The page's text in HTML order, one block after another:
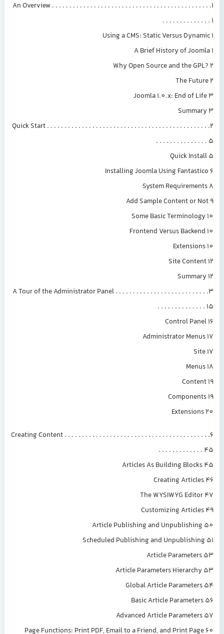
1. An Overview . . . . . . . . . . . . . . . . . . . . . . . . . . . . . . . . . . . . . . . . . . . . .
. . . . . . . . . . . . . . 1
Using a CMS: Static Versus Dynamic 1
A Brief History of Joomla 1
Why Open Source and the GPL? 2
The Future 2
Joomla 1.0.x: End of Life 3
Summary 3
2. Quick Start . . . . . . . . . . . . . . . . . . . . . . . . . . . . . . . . . . . . . . . . . . . . . .
. . . . . . . . . . . . . . . 5
Quick Install 5
Installing Joomla Using Fantastico 6
System Requirements 8
Add Sample Content or Not 9
Some Basic Terminology 10
Frontend Versus Backend 10
Extensions 10
Site Content 12
Summary 12
3. A Tour of the Administrator Panel . . . . . . . . . . . . . . . . . . . . . . . . . .
. . . . . . . . . . . . . . 15
Control Panel 16
Administrator Menus 17
Site 17
Menus 18
Content 19
Components 19
Extensions 20
6. Creating Content . . . . . . . . . . . . . . . . . . . . . . . . . . . . . . . . . . . . . . . . .
. . . . . . . . . . . . . 45
Articles As Building Blocks 45
Creating Articles 46
The WYSIWYG Editor 47
Customizing Articles 49
Article Publishing and Unpublishing 50
Scheduled Publishing and Unpublishing 51
Article Parameters 53
Article Parameters Hierarchy 53
Global Article Parameters 54
Basic Article Parameters 56
Advanced Article Parameters 57
Page Functions: Print PDF, Email to a Friend, and Print Page 60